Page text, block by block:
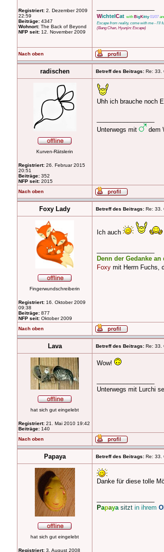
Registriert: 2. Dezember 2009
22:59
Beiträge: 4347
Wohnort: The Back of Beyond
NFP seit: 12. November 2009
WichtelCat with BigKitty 01/07
Escape from reality, come with me - I'll
(Bang Chan, Hyunjin: Escape)
Nach oben
radischen Betreff des Beitrags: Re: 33.
Kurven-Rätslerin
Registriert: 26. Februar 2015
20:51
Beiträge: 352
NFP seit: 2015
Uhh ich brauche noch
Unterwegs mit
dem
Nach oben
Foxy Lady Betreff des Beitrags: Re: 33.
Fingerwundschreiberin
Registriert: 16. Oktober 2009
09:38
Beiträge: 877
NFP seit: Oktober 2009
Ich auch
Denn der Gedanke
Foxy mit Herrn Fuchs,
Nach oben
Lava Betreff des Beitrags: Re: 33.
hat sich gut eingelebt
Registriert: 21. Mai 2010 19:42
Beiträge: 140
Wow!
Unterwegs mit Lurchi
Nach oben
Papaya Betreff des Beitrags: Re: 33.
hat sich gut eingelebt
Registriert: 3. August 2008
Danke für diese tolle
Papaya sitzt in ihrem